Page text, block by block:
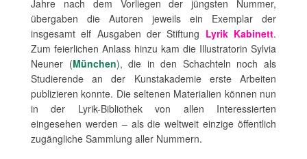
Jahre nach dem Vorliegen der jüngsten Nummer,
übergaben die Autoren jeweils ein Exemplar der
insgesamt elf Ausgaben der Stiftung Lyrik Kabinett.
Zum feierlichen Anlass hinzu kam die Illustratorin Sylvia
Neuner (München), die in den Schachteln noch als
Studierende an der Kunstakademie erste Arbeiten
publizieren konnte. Die seltenen Materialien können nun
in der Lyrik-Bibliothek von allen Interessierten
eingesehen werden – als die weltweit einzige öffentlich
zugängliche Sammlung aller Nummern.